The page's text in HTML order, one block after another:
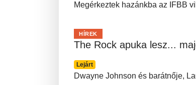
Megérkeztek hazánkba az IFBB
The Rock apuka lesz...
Lejárt
HÍREK
Dwayne Johnson és barátnője,